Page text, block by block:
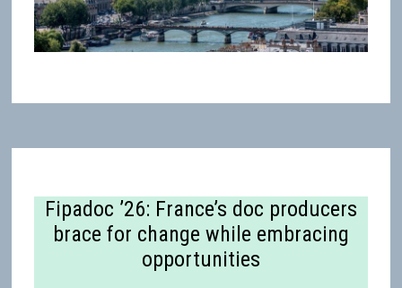
Fipadoc ’26: France’s doc producers
brace for change while embracing
opportunities